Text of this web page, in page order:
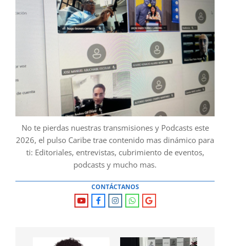
No te pierdas nuestras transmisiones y Podcasts este
2026, el pulso Caribe trae contenido mas dinámico para
ti: Editoriales, entrevistas, cubrimiento de eventos,
podcasts y mucho mas.
CONTÁCTANOS